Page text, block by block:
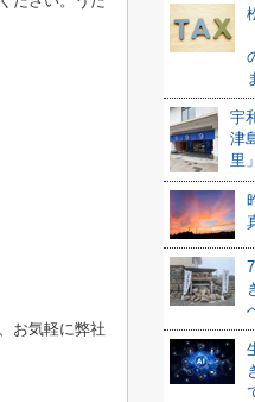
お気軽に弊社
宇
津
里」